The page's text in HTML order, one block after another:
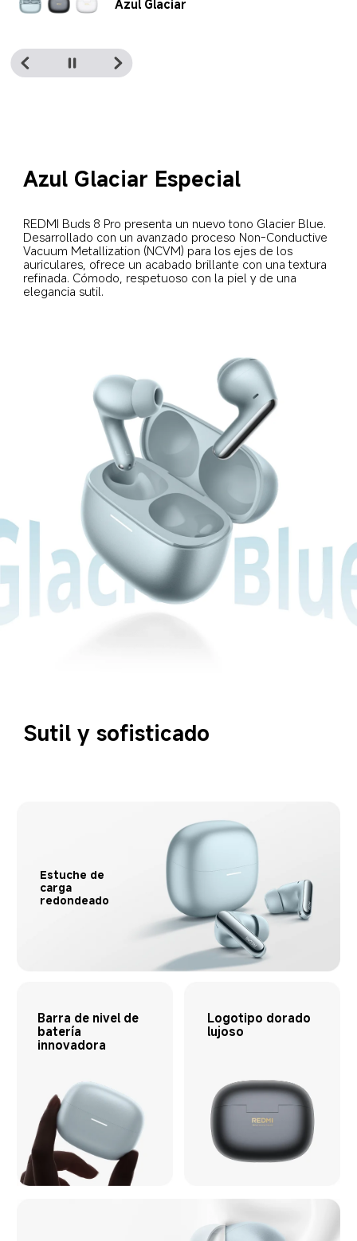
Azul Glaciar
Azul Glaciar Especial
REDMI Buds 8 Pro presenta un nuevo tono Glacier Blue.
Desarrollado con un avanzado proceso Non-Conductive
Vacuum Metallization (NCVM) para los ejes de los
auriculares, ofrece un acabado brillante con una textura
refinada. Cómodo, respetuoso con la piel y de una
elegancia sutil.
Sutil y sofisticado
Estuche de
carga
redondeado
Barra de nivel de
batería
innovadora
Logotipo dorado
lujoso